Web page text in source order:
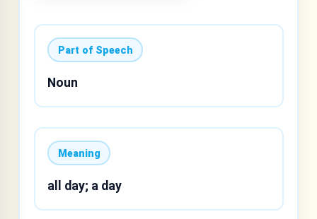
Part of Speech
Noun
Meaning
all day; a day